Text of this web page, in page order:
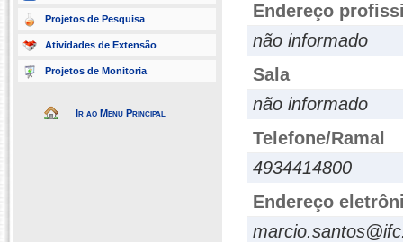
Projetos de Pesquisa
Atividades de Extensão
Projetos de Monitoria
Ir ao Menu Principal
Endereço
não informado
Sala
não informado
Telefone/Ramal
4934414800
Endereço